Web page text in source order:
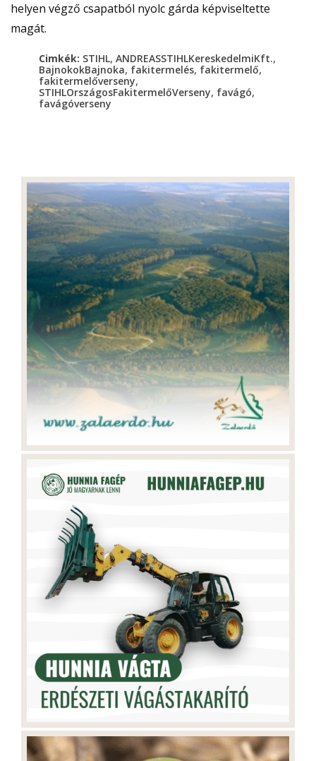
helyen végző csapatból nyolc gárda képviseltette
magát.
Cimkék: STIHL, ANDREASSTIHLKereskedelmiKft.,
BajnokokBajnoka, fakitermelés, fakitermelő,
fakitermelőverseny,
STIHLOrszágosFakitermelőVerseny, favágó,
favágóverseny